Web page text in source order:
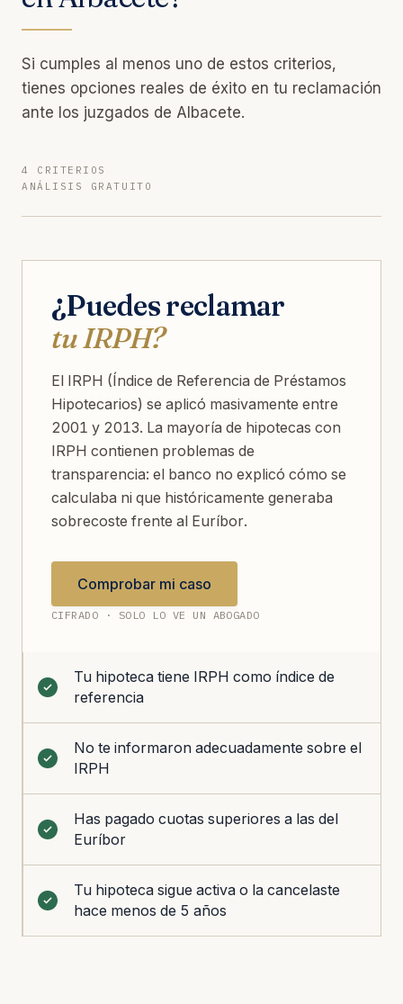
Si cumples al menos uno de estos criterios,
tienes opciones reales de éxito en tu reclamación
ante los juzgados de Albacete.
4 CRITERIOS
ANÁLISIS GRATUITO
¿Puedes reclamar
tu IRPH?
El IRPH (Índice de Referencia de Préstamos
Hipotecarios) se aplicó masivamente entre
2001 y 2013. La mayoría de hipotecas con
IRPH contienen problemas de
transparencia: el banco no explicó cómo se
calculaba ni que históricamente generaba
sobrecoste frente al Euríbor.
Comprobar mi caso
CIFRADO · SOLO LO VE UN ABOGADO
Tu hipoteca tiene IRPH como índice de
referencia
No te informaron adecuadamente sobre el
IRPH
Has pagado cuotas superiores a las del
Euríbor
Tu hipoteca sigue activa o la cancelaste
hace menos de 5 años